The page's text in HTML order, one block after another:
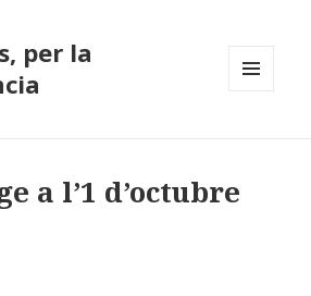
per la
a l’1 d’octubre